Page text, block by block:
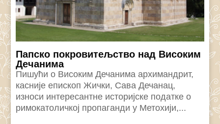
Папско покровитељство над Високим
Дечанима
Пишући о Високим Дечанима архимандрит,
касније епископ Жички, Сава Дечанац,
износи интересантне историјске податке о
римокатоличкој пропаганди у Метохији,...